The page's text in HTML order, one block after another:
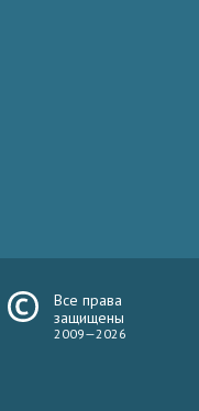
Все права
защищены
2009—2026